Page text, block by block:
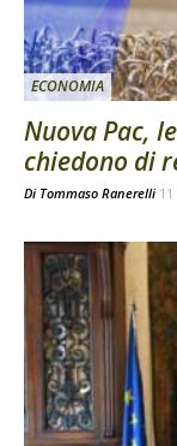
ECONOMIA
Nuova Pac,
chiedono di
Di Tommaso Ranerelli